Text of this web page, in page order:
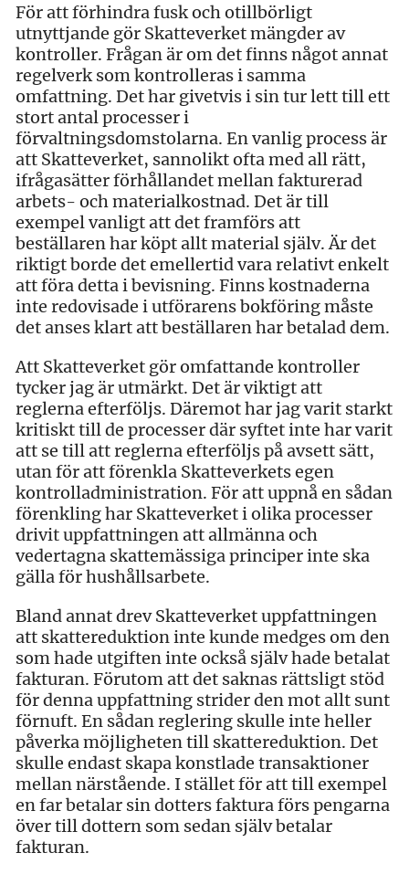
För att förhindra fusk och otillbörligt
utnyttjande gör Skatteverket mängder av
kontroller. Frågan är om det finns något annat
regelverk som kontrolleras i samma
omfattning. Det har givetvis i sin tur lett till ett
stort antal processer i
förvaltningsdomstolarna. En vanlig process är
att Skatteverket, sannolikt ofta med all rätt,
ifrågasätter förhållandet mellan fakturerad
arbets- och materialkostnad. Det är till
exempel vanligt att det framförs att
beställaren har köpt allt material själv. Är det
riktigt borde det emellertid vara relativt enkelt
att föra detta i bevisning. Finns kostnaderna
inte redovisade i utförarens bokföring måste
det anses klart att beställaren har betalad dem.
Att Skatteverket gör omfattande kontroller
tycker jag är utmärkt. Det är viktigt att
reglerna efterföljs. Däremot har jag varit starkt
kritiskt till de processer där syftet inte har varit
att se till att reglerna efterföljs på avsett sätt,
utan för att förenkla Skatteverkets egen
kontrolladministration. För att uppnå en sådan
förenkling har Skatteverket i olika processer
drivit uppfattningen att allmänna och
vedertagna skattemässiga principer inte ska
gälla för hushållsarbete.
Bland annat drev Skatteverket uppfattningen
att skattereduktion inte kunde medges om den
som hade utgiften inte också själv hade betalat
fakturan. Förutom att det saknas rättsligt stöd
för denna uppfattning strider den mot allt sunt
förnuft. En sådan reglering skulle inte heller
påverka möjligheten till skattereduktion. Det
skulle endast skapa konstlade transaktioner
mellan närstående. I stället för att till exempel
en far betalar sin dotters faktura förs pengarna
över till dottern som sedan själv betalar
fakturan.